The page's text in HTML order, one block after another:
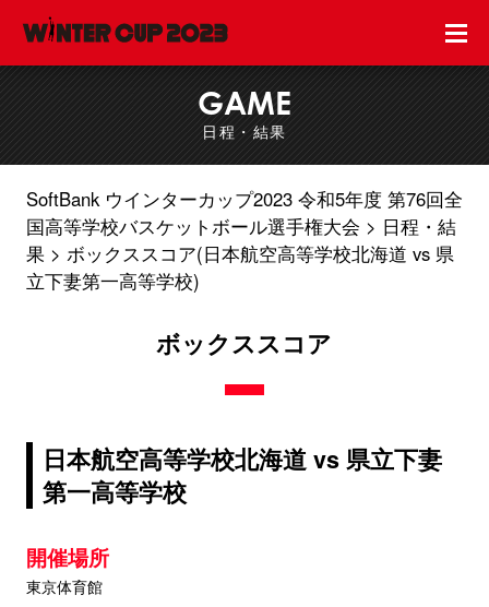
GAME
日程・結果
SoftBank ウインターカップ2023 令和5年度 第76回全
国高等学校バスケットボール選手権大会
日程・結
果
ボックススコア(日本航空高等学校北海道 vs 県
立下妻第一高等学校)
ボックススコア
日本航空高等学校北海道 vs 県立下妻
第一高等学校
開催場所
東京体育館